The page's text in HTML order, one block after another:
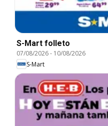
S-Mart folleto
07/08/2026- 10/08/2026
S-Mart